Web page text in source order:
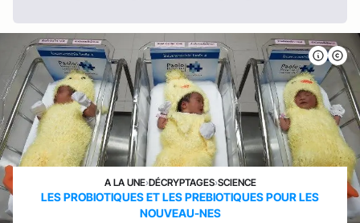
A LA UNE›DÉCRYPTAGES›SCIENCE
LES PROBIOTIQUES ET LES PREBIOTIQUES POUR LES
NOUVEAU-NES